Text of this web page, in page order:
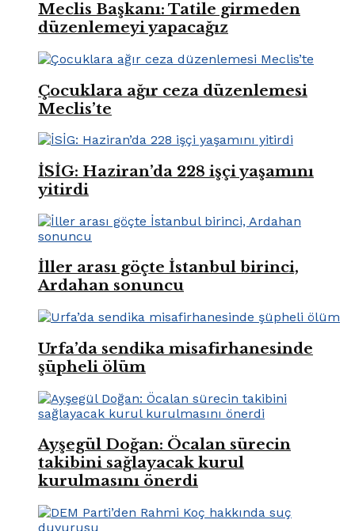
Meclis Başkanı: Tatile girmeden
düzenlemeyi yapacağız
Çocuklara ağır ceza düzenlemesi
Meclis’te
İSİG: Haziran’da 228 işçi yaşamını
yitirdi
İller arası göçte İstanbul birinci,
Ardahan sonuncu
Urfa’da sendika misafirhanesinde
şüpheli ölüm
Ayşegül Doğan: Öcalan sürecin
takibini sağlayacak kurul
kurulmasını önerdi